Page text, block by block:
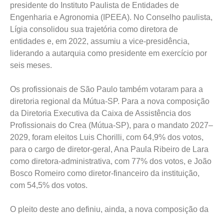
presidente do Instituto Paulista de Entidades de
Engenharia e Agronomia (IPEEA). No Conselho paulista,
Lígia consolidou sua trajetória como diretora de
entidades e, em 2022, assumiu a vice-presidência,
liderando a autarquia como presidente em exercício por
seis meses.
Os profissionais de São Paulo também votaram para a
diretoria regional da Mútua-SP. Para a nova composição
da Diretoria Executiva da Caixa de Assistência dos
Profissionais do Crea (Mútua-SP), para o mandato 2027–
2029, foram eleitos Luis Chorilli, com 64,9% dos votos,
para o cargo de diretor-geral, Ana Paula Ribeiro de Lara
como diretora-administrativa, com 77% dos votos, e João
Bosco Romeiro como diretor-financeiro da instituição,
com 54,5% dos votos.
O pleito deste ano definiu, ainda, a nova composição da